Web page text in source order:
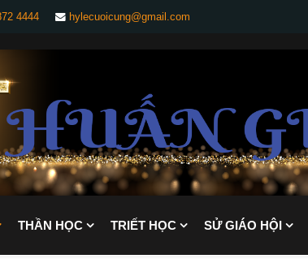
4444 hylecuoicung@gmail.com
THẦN HỌC TRIẾT HỌC SỬ GIÁO HỘI